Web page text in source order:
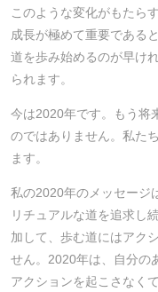
このような変化がもたら
成長が極めて重要である
道を歩み始めるのが早け
られます。
今は2020年です。もう将
のではありません。私た
ます。
私の2020年のメッセージ
リチュアルな道を追求し
加して、歩む道にはアク
せん。2020年は、自分の
アクションを起こさなく